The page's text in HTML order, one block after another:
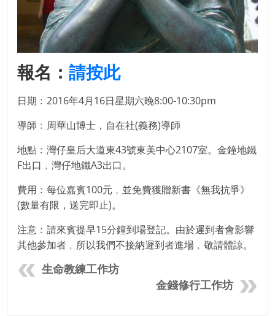
報名：請按此
日期﹕2016年4月16日星期六晚8:00-10:30pm
導師﹕周華山博士，自在社(義務)導師
地點﹕灣仔皇后大道東43號東美中心2107室。金鐘地鐵
F出口﹐灣仔地鐵A3出口。
費用﹕每位嘉賓100元﹐並免費獲贈新書《無我抗爭》
(數量有限，送完即止)。
注意﹕請來賓提早15分鐘到場登記。由於遲到者會影響
其他參加者﹐所以我們不接納遲到者進場﹐敬請體諒。
生命教練工作坊
金錢修行工作坊